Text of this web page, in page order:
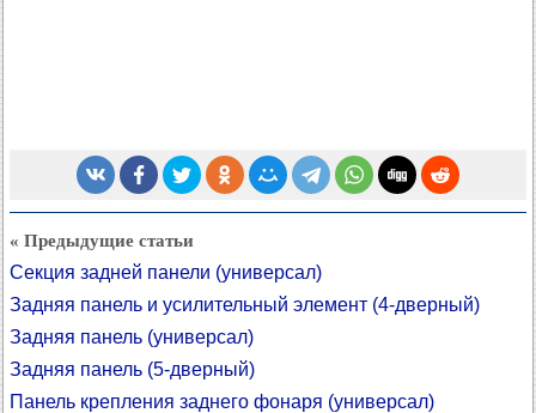
« Предыдущие статьи
Секция задней панели (универсал)
Задняя панель и усилительный элемент (4-дверный)
Задняя панель (универсал)
Задняя панель (5-дверный)
Панель крепления заднего фонаря (универсал)